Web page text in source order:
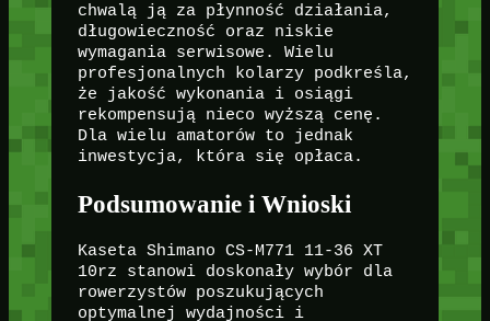
chwalą ją za płynność działania,
długowieczność oraz niskie
wymagania serwisowe. Wielu
profesjonalnych kolarzy podkreśla,
że jakość wykonania i osiągi
rekompensują nieco wyższą cenę.
Dla wielu amatorów to jednak
inwestycja, która się opłaca.
Podsumowanie i Wnioski
Kaseta Shimano CS-M771 11-36 XT
10rz stanowi doskonały wybór dla
rowerzystów poszukujących
optymalnej wydajności i